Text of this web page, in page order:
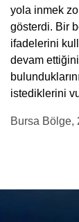
yola inmek
gösterdi. Bir
ifadelerini
devam
istediklerini
Bursa Bölge,